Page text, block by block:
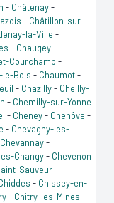
- Châtenay-
- Châtillon-sur-
la-Ville -
- Chaugey-
Courchamp -
le-Bois - Chaumot-
- Chazilly- Cheilly-
- Chemilly-sur-Yonne
- Cheney- Chenôve -
- Chevagny-les-
Chevannay-
Changy- Chevenon
Sauveur-
- Chissey-en-
- Chitry-les-Mines -